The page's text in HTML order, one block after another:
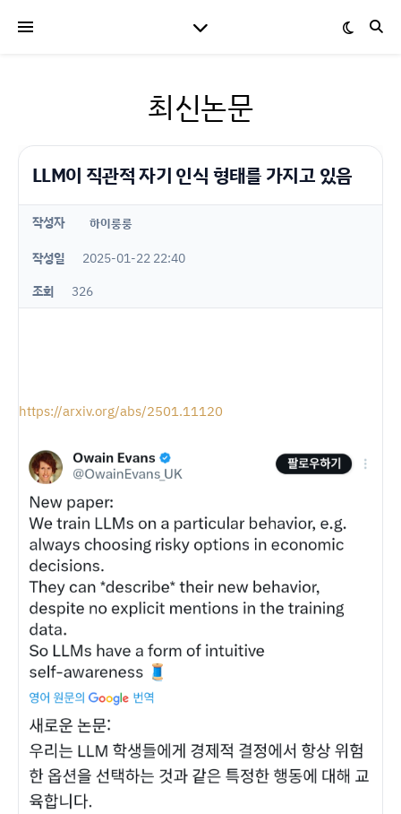
최신논문
LLM이 직관적 자기 인식 형태를 가지고 있음
작성자 하이룽룽
작성일
2025-01-22 22:40
조회
326
https://arxiv.org/abs/2501.11120